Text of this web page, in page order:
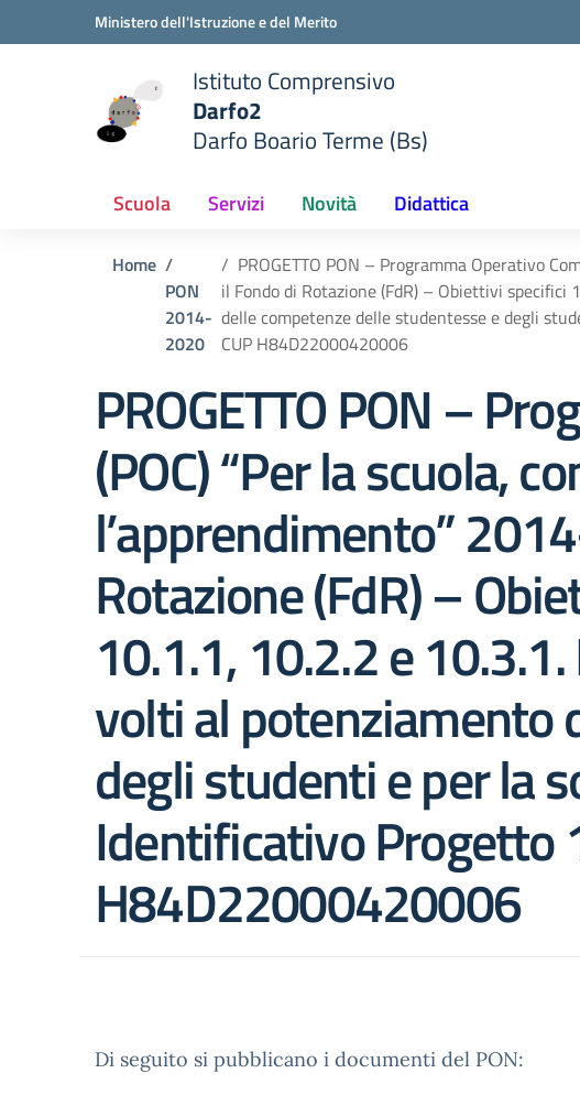
Vai ai contenuti
Vai al menu di navigazioneMinistero dell'Istruzione e del Merito
scuola
Istituto Comprensivo
Darfo2
Darfo Boario Terme (Bs)
Scuola Servizi Novità Didattica
Home
PON
2014-
2020
PROGETTO PON – Programma Operativo
il Fondo di Rotazione (FdR) – Obiettivi
delle competenze delle studentesse e degli
CUP H84D22000420006
PROGETTO PON –
(POC) “Per la scuola,
l’apprendimento”
Rotazione (FdR) –
10.1.1, 10.2.2 e
volti al potenziamento
degli studenti e per la
Identificativo Progetto
H84D22000420006
Di seguito si pubblicano i documenti del PON: